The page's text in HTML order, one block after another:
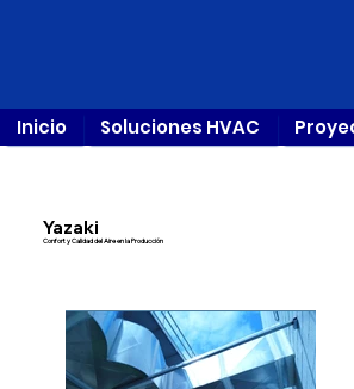
Inicio Soluciones HVAC
Yazaki
Confort y Calidad del Aire en la Producción